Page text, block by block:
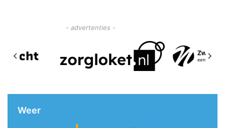
- advertenties -
Weer